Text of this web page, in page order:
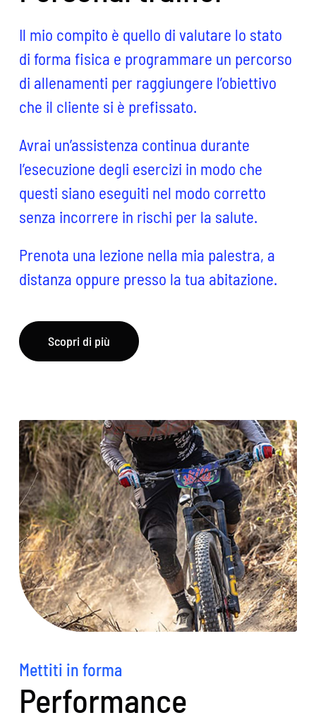
Il mio compito è quello di valutare lo stato
di forma fisica e programmare un percorso
di allenamenti per raggiungere l’obiettivo
che il cliente si è prefissato.
Avrai un’assistenza continua durante
l’esecuzione degli esercizi in modo che
questi siano eseguiti nel modo corretto
senza incorrere in rischi per la salute.
Prenota una lezione nella mia palestra, a
distanza oppure presso la tua abitazione.
Scopri di più
Mettiti in forma
Performance